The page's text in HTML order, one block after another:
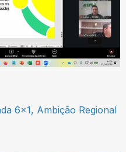
6×1, Ambição Regional